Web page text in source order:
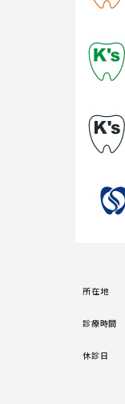
所在地
診療時間
休診日